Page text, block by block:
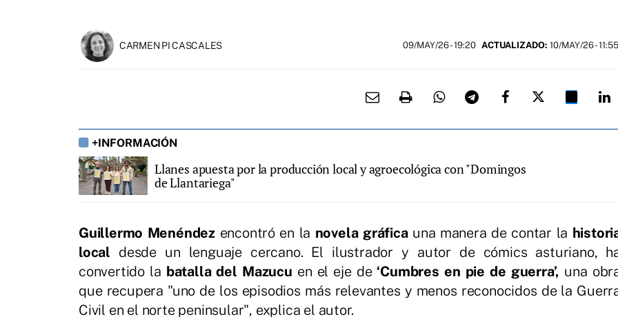
CARMEN PI CASCALES 09/MAY/26- 19:20 ACTUALIZADO: 10/MAY/26 - 11:55
+INFORMACIÓN
Llanes apuesta por la producción local y agroecológica con "Domingos
de Llantariega"
Guillermo Menéndez encontró en la novela gráficauna manera de contar la
local desde un lenguaje cercano. El ilustrador y autor de cómics asturiano,
convertido la batalla del Mazucu en el eje de‘Cumbres en pie de guerra’, una
que recupera "uno de los episodios más relevantes y menos reconocidos de la
Civil en el norte peninsular", explica el autor.